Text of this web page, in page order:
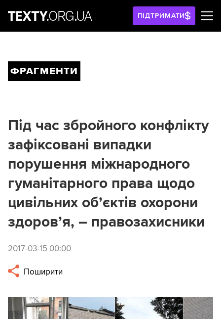
ПІДТРИМАТИ
ФРАГМЕНТИ
Під час збройного конфлікту
зафіксовані випадки
порушення міжнародного
гуманітарного права щодо
цивільних об’єктів охорони
здоров’я, – правозахисники
2017-03-15 00:00
Поширити